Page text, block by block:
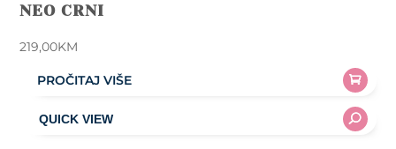
NEO CRNI
219,00KM
PROČITAJ VIŠE